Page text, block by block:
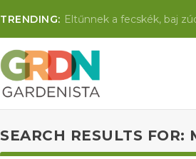
TRENDING: Eltűnnek a fecskék, baj
SEARCH RESULTS FOR: